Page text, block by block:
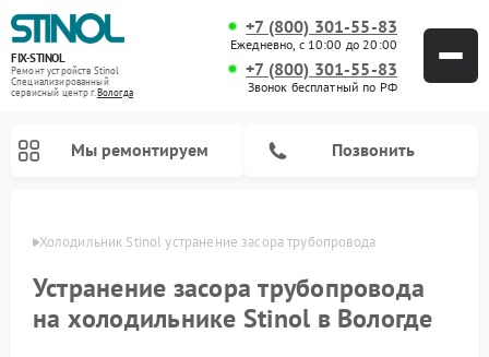
FIX-STINOL
Ремонт устройств Stinol
Специализированный
cервисный центр г.Вологда
+7 (800) 301-55-83
Ежедневно, с 10:00 до 20:00
+7 (800) 301-55-83
Звонок бесплатный по РФ
Мы ремонтируем Позвонить
Холодильник Stinol устранение засора трубопровода
Устранение засора трубопровода
на холодильнике Stinol в Вологде